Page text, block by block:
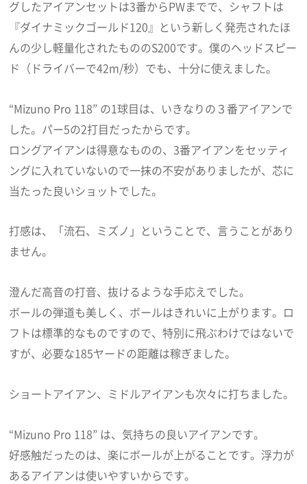
グしたアイアンセットは3番からPWまでで、シャフトは
『ダイナミックゴールド120』という新しく発売されたほ
んの少し軽量化されたもののS200です。僕のヘッドスピー
ド（ドライバーで42m/秒）でも、十分に使えました。
“Mizuno Pro 118” の1球目は、いきなりの３番アイアンで
した。パー5の2打目だったからです。
ロングアイアンは得意なものの、3番アイアンをセッティ
ングに入れていないので一抹の不安がありましたが、芯に
当たった良いショットでした。
打感は、「流石、ミズノ」ということで、言うことがあり
ません。
澄んだ高音の打音、抜けるような手応えでした。
ボールの弾道も美しく、ボールはきれいに上がります。ロ
フトは標準的なものですので、特別に飛ぶわけではないで
すが、必要な185ヤードの距離は稼ぎました。
ショートアイアン、ミドルアイアンも次々に打ちました。
“Mizuno Pro 118” は、気持ちの良いアイアンです。
好感触だったのは、楽にボールが上がることです。浮力が
あるアイアンは使いやすいからです。